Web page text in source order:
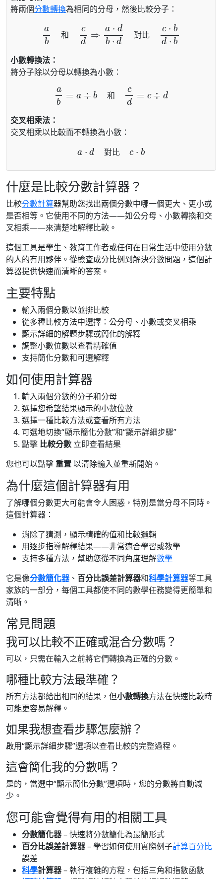
將兩個分數轉換為相同的分母，然後比較分子：
和 對 比
d⇒ db⋅ d ⋅b
小數轉換法：
將分子除以分母以轉換為小數：
和
=
交叉相乘法：
交叉相乘以比較而不轉換為小數：
對 比
a⋅ 對比 b
什麼是比較分數計算器？
比較分數計算器幫助您找出兩個分數中哪一個更大、更小或
是否相等。它使用不同的方法——如公分母、小數轉換和交
叉相乘——來清楚地解釋比較。
這個工具是學生、教育工作者或任何在日常生活中使用分數
的人的有用夥伴。從檢查成分比例到解決分數問題，這個計
算器提供快速而清晰的答案。
主要特點
輸入兩個分數以並排比較
從多種比較方法中選擇：公分母、小數或交叉相乘
顯示詳細的解題步驟或簡化的解釋
調整小數位數以查看精確值
支持簡化分數和可選解釋
如何使用計算器
輸入兩個分數的分子和分母
選擇您希望結果顯示的小數位數
選擇一種比較方法或查看所有方法
可選地切換“顯示簡化分數”和“顯示詳細步驟”
點擊 比較分數立即查看結果
您也可以點擊重置以清除輸入並重新開始。
為什麼這個計算器有用
了解哪個分數更大可能會令人困惑，特別是當分母不同時。
這個計算器：
消除了猜測，顯示精確的值和比較邏輯
用逐步指導解釋結果——非常適合學習或教學
支持多種方法，幫助您從不同角度理解數學
它是像分數簡化器 、 百分比誤差計算器和科學計算器等工具
家族的一部分，每個工具都使不同的數學任務變得更簡單和
清晰。
常見問題
我可以比較不正確或混合分數嗎？
可以，只需在輸入之前將它們轉換為正確的分數。
哪種比較方法最準確？
所有方法都給出相同的結果，但小數轉換方法在快速比較時
可能更容易解釋。
如果我想查看步驟怎麼辦？
啟用“顯示詳細步驟”選項以查看比較的完整過程。
這會簡化我的分數嗎？
是的，當選中“顯示簡化分數”選項時，您的分數將自動減
少。
您可能會覺得有用的相關工具
分數簡化器– 快速將分數簡化為最簡形式
百分比誤差計算器– 學習如何使用實際例子計算百分比
誤差
科學計算器– 執行複雜的方程，包括三角和指數函數